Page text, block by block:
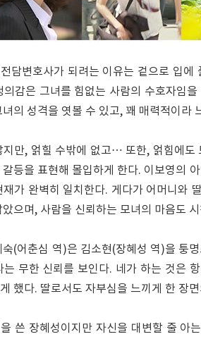
담변호사가 되려는 이유는 겉으로 입
의감은 그녀를 힘없는 사람의 수호자임
의 성격을 엿볼 수 있고, 꽤 매력적이라
지만, 얽힐 수밖에 없고… 또한, 얽힘에도
등을 표현해 몰입하게 한다. 이보영의
재가 완벽히 일치한다. 게다가 어머니와
으며, 사람을 신뢰하는 모녀의 마음도
숙(어춘심 역)은 김소현(장혜성 역)을 퉁
는 무한 신뢰를 보인다. 네가 하는 것은
했다. 딸로서도 자부심을 느끼게 한 장
쓴 장혜성이지만 자신을 대변할 줄 아